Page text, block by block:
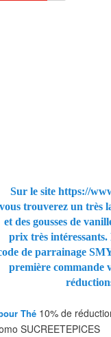
Sur le site https://
vous trouverez un très
et des gousses de
prix très
de parrainage
première commande
Thé 10% de
SUCREETEPICES